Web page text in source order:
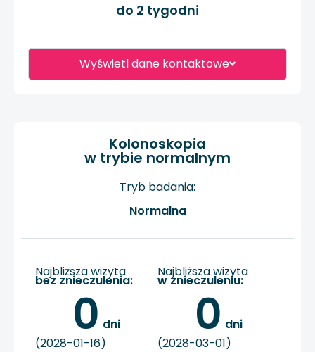
Wyświetl dane kontaktowe
do 2 tygodni
Kolonoskopia
w trybie normalnym
Tryb badania:
Normalna
Najbliższa wizyta
bez znieczulenia:
0 dni
(2028-01-16)
Najbliższa wizyta
w znieczuleniu:
0 dni
(2028-03-01)